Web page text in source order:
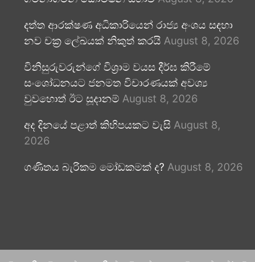
දත්ත ආරක්ෂණ අධිකාරියෙන් රාජ්‍ය අංශය සඳහා
නව චක්‍ර ලේඛයක් නිකුත් කරයි August 8, 2026
විනිසුරුවරුන්ගේ විශ්‍රාම වයස දීර්ඝ කිරීමේ
සංශෝධනයට ජනමත විචාරණයක් අවශ්‍ය
වුවහොත් ඊට සූදානම් August 8, 2026
අද දිනයේ පළාත් කිහිපයකට වැසි August 8,
2026
ගණිතය බැරිකම මෝඩකමක් ද? August 8, 2026